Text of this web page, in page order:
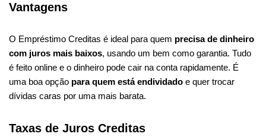
Vantagens
O Empréstimo Creditas é ideal para quem precisa de dinheiro
com juros mais baixos, usando um bem como garantia. Tudo
é feito online e o dinheiro pode cair na conta rapidamente. É
uma boa opção para quem está endividado e quer trocar
dívidas caras por uma mais barata.
Taxas de Juros Creditas